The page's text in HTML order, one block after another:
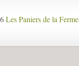
Les Paniers de la Ferme